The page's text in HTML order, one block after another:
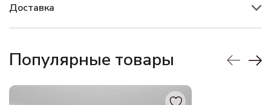
Доставка
Популярные товары